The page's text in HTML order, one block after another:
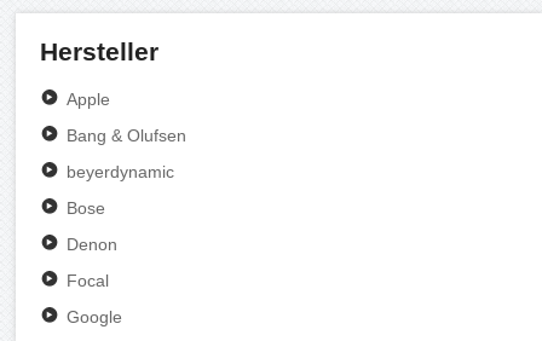
Hersteller
Apple
Bang & Olufsen
beyerdynamic
Bose
Denon
Focal
Google